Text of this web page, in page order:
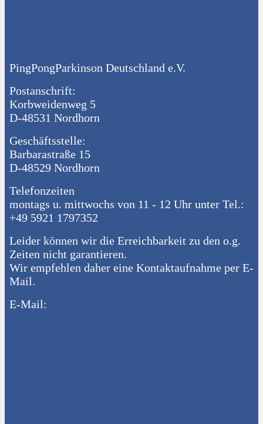
PingPongParkinson Deutschland e.V.
Postanschrift:
Korbweidenweg 5
D-48531 Nordhorn
Geschäftsstelle:
Barbarastraße 15
D-48529 Nordhorn
Telefonzeiten
montags u. mittwochs von 11 - 12 Uhr unter Tel.:
+49 5921 1797352
Leider können wir die Erreichbarkeit zu den o.g.
Zeiten nicht garantieren.
Wir empfehlen daher eine Kontaktaufnahme per E-
Mail.
E-Mail: